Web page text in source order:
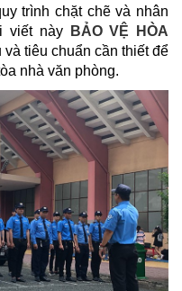
trình chặt chẽ và nhân
viết này
BẢO VỆ HÒA
tiêu chuẩn cần thiết để
nhà văn phòng.